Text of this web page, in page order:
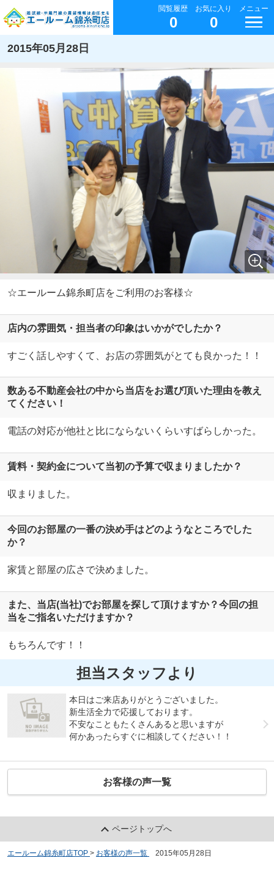
閲覧履歴
0
お気に入り
0
メニュー
2015年05月28日
☆エールーム錦糸町店をご利用のお客様☆
店内の雰囲気・担当者の印象はいかがでしたか？
すごく話しやすくて、お店の雰囲気がとても良かった！！
数ある不動産会社の中から当店をお選び頂いた理由を教え
てください！
電話の対応が他社と比にならないくらいすばらしかった。
賃料・契約金について当初の予算で収まりましたか？
収まりました。
今回のお部屋の一番の決め手はどのようなところでした
か？
家賃と部屋の広さで決めました。
また、当店(当社)でお部屋を探して頂けますか？今回の担
当をご指名いただけますか？
もちろんです！！
担当スタッフより
本日はご来店ありがとうございました。
新生活全力で応援しております。
不安なこともたくさんあると思いますが
何かあったらすぐに相談してください！！
お客様の声一覧
ページトップへ
エールーム錦糸町店TOP > お客様の声一覧 2015年05月28日